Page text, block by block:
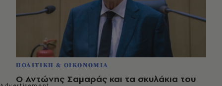
ΠΟΛΙΤΙΚΗ & ΟΙΚΟΝΟΜΙΑ
Ο Αντώνης Σαμαράς και τα σκυλάκια του